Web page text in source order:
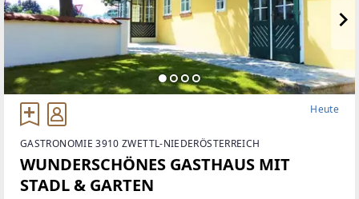
Heute
GASTRONOMIE 3910 ZWETTL-NIEDERÖSTERREICH
WUNDERSCHÖNES GASTHAUS MIT
STADL & GARTEN